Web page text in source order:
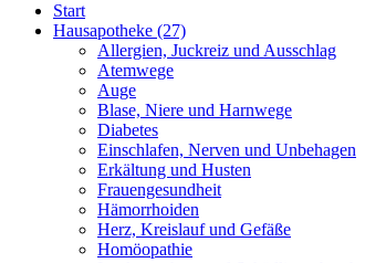
Start
Hausapotheke (27)
Allergien, Juckreiz und Ausschlag
Atemwege
Auge
Blase, Niere und Harnwege
Diabetes
Einschlafen, Nerven und Unbehagen
Erkältung und Husten
Frauengesundheit
Hämorrhoiden
Herz, Kreislauf und Gefäße
Homöopathie